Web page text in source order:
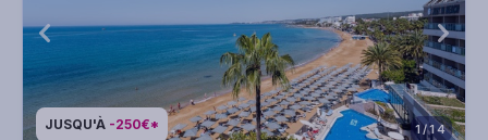
JUSQU'À -250€* 1/14